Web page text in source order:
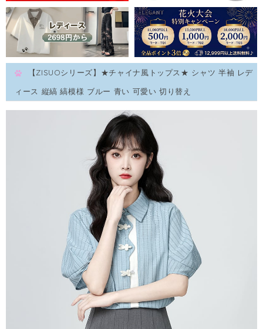
【ZISUOシリーズ】★チャイナ風トップス★ シャツ 半袖 レデ
ィース 縦縞 縞模様 ブルー 青い 可愛い 切り替え